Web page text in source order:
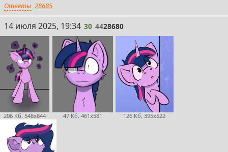
Ответы 28685
30
14 июля 2025, 19:34 30 4428680
206 Кб, 548x844 47 Кб, 461x581 126 Кб, 395x522